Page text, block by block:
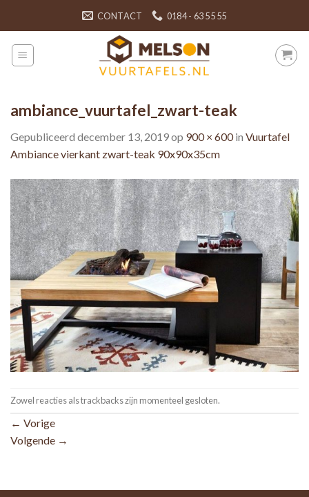
content
CONTACT 0184 - 63 55 55
ambiance_vuurtafel_zwart-teak
Gepubliceerd december 13, 2019op 900 × 600in Vuurtafel
Ambiance vierkant zwart-teak 90x90x35cm
Zowel reacties als trackbacks zijn momenteel gesloten.
← Vorige
Volgende →